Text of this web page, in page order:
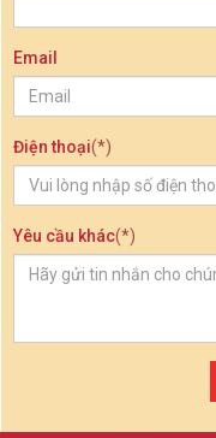
Email
Điện thoại(*)
Yêu cầu khác(*)